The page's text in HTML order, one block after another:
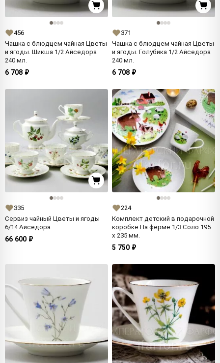
456
Чашка с блюдцем чайная Цветы
и ягоды. Шикша 1/2 Айседора
240 мл.
6 708 ₽
371
Чашка с блюдцем чайная Цветы
и ягоды. Голубика 1/2 Айседора
240 мл.
6 708 ₽
335
Сервиз чайный Цветы и ягоды
6/14 Айседора
66 600 ₽
224
Комплект детский в подарочной
коробке На ферме 1/3 Соло 195
x 235 мм.
5 750 ₽